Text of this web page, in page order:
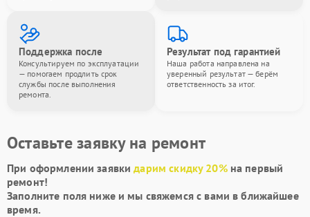
Поддержка после
Консультируем по эксплуатации
— помогаем продлить срок
службы после выполнения
ремонта.
Результат под гарантией
Наша работа направлена на
уверенный результат — берём
ответственность за итог.
Оставьте заявку на ремонт
При оформлении заявкидарим скидку 20%на первый
ремонт!
Заполните поля ниже и мы свяжемся с вами в ближайшее
время.